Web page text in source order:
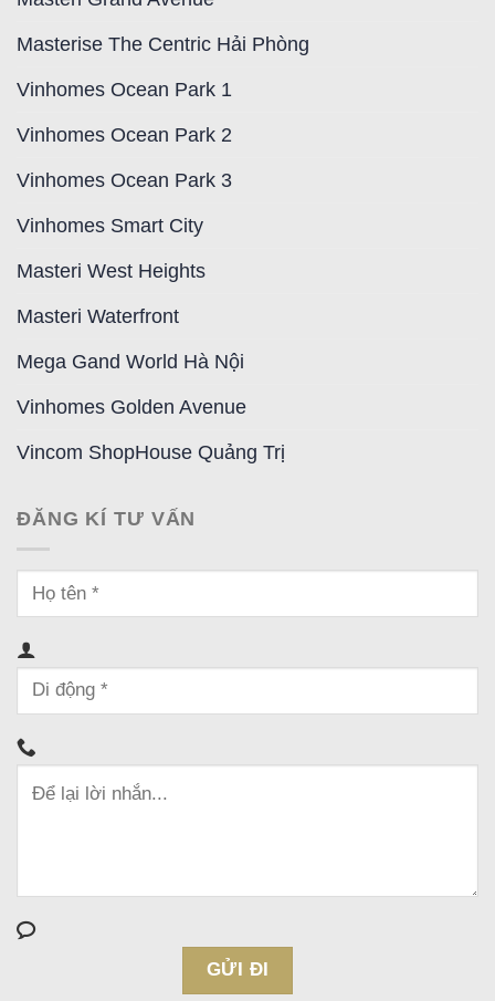
Masterise The Centric Hải Phòng
Vinhomes Ocean Park 1
Vinhomes Ocean Park 2
Vinhomes Ocean Park 3
Vinhomes Smart City
Masteri West Heights
Masteri Waterfront
Mega Gand World Hà Nội
Vinhomes Golden Avenue
Vincom ShopHouse Quảng Trị
ĐĂNG KÍ TƯ VẤN